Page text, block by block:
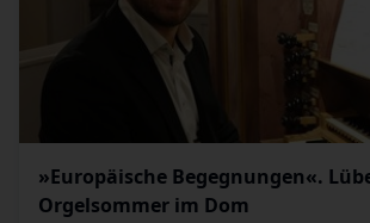
»Europäische Begegnungen«.
Orgelsommer im Dom